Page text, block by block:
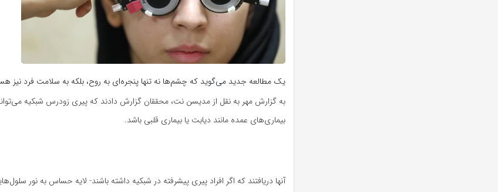
یک مطالعه جدید می‌گوید که چشم‌ها نه تنها پنجره‌ای به روح، بلکه به سلامت فرد نیز
به گزارش مهر به نقل از مدیسن نت، محققان گزارش دادند که پیری زودرس شبکیه
بیماری‌های عمده مانند دیابت یا بیماری قلبی باشد.
آنها دریافتند که اگر افراد پیری پیشرفته در شبکیه داشته باشند- لایه حساس به نور